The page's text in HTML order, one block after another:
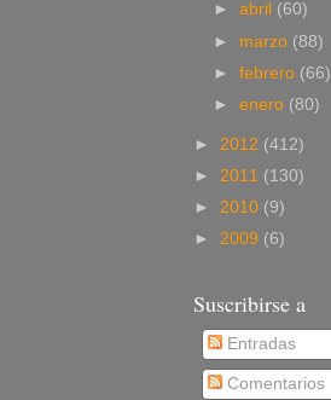
►abril (60)
► marzo (88)
►febrero (66)
►enero (80)
► 2012 (412)
► 2011 (130)
► 2010 (9)
► 2009 (6)
Suscribirse a
Entradas
Comentarios